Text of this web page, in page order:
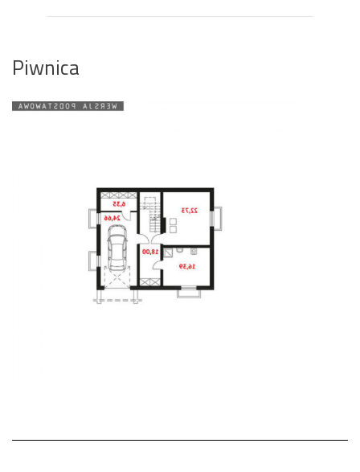
Piwnica